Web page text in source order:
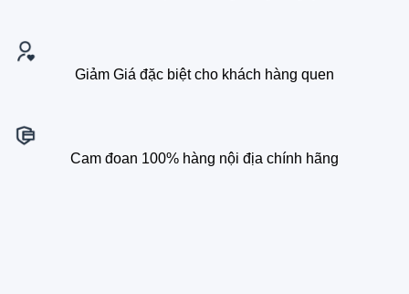
Giảm Giá đặc biệt cho khách hàng quen
Cam đoan 100% hàng nội địa chính hãng